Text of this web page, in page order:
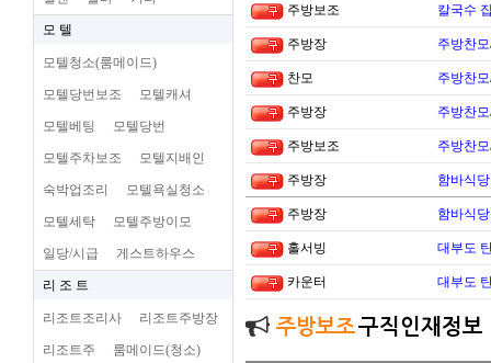
모 텔
모텔청소(룸메이드)
모텔당번보조 모텔캐셔
모텔베팅 모텔당번
모텔주차보조 모텔지배인
숙박업조리 모텔욕실청소
모텔세탁 모텔주방이모
일당/시급 게스트하우스
리 조 트
리조트조리사 리조트주방장
리조트주 룸메이드(청소)
주방보조 칼국수
주방장 주방찬
찬모 주방찬
주방장 주방찬
주방보조 주방찬
주방장 함바식
주방장 함바식
홀서빙 대부도
카운터 대부도
주방보조구직인재정보